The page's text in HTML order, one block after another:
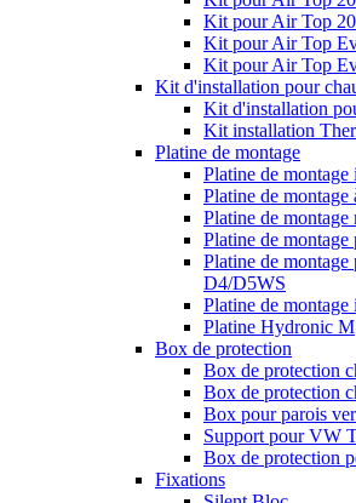
Kit pour Air Top
Kit pour Air Top
Kit pour Air Top
Kit d'installation pour
Kit d'installation
Kit installation
Platine de montage
Platine de
Platine de montage
Platine de montage
Platine de
Platine de
D4/D5WS
Platine de montage
Platine Hydronic M
Box de protection
Box de protection
Box de protection
Box pour parois
Support pour VW
Box de protection
Fixations